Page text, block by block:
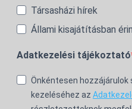
Társasházi hírek
Állami kisajátításban
Adatkezelési tájékoztató
Önkéntesen
kezeléséhez az